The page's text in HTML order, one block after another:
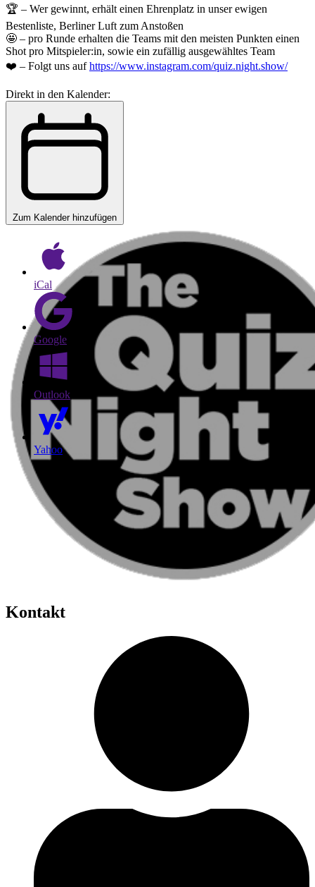
🏆 – Wer gewinnt, erhält einen Ehrenplatz in unser ewigen
Bestenliste, Berliner Luft zum Anstoßen
🤩 – pro Runde erhalten die Teams mit den meisten Punkten einen
Shot pro Mitspieler:in, sowie ein zufällig ausgewähltes Team
❤️ – Folgt uns aufhttps://www.instagram.com/quiz.night.show/
Direkt in den Kalender:
Zum Kalender hinzufügen
iCal
Google
Outlook
Yahoo
Kontakt